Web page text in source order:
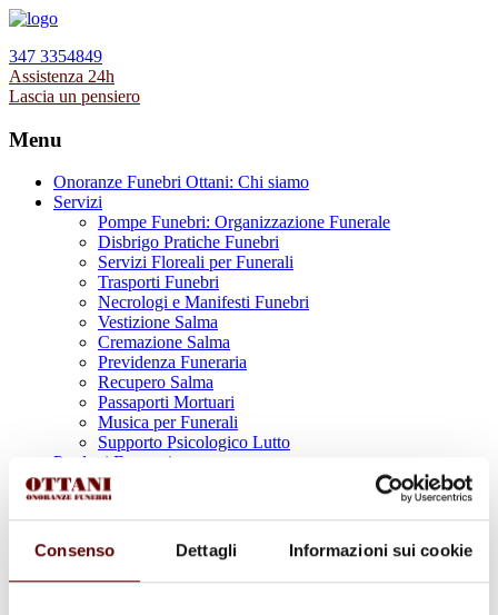
Consenso Dettagli Informazioni sui cookie
347 3354849
Assistenza 24h
Lascia un pensiero
Menu
Onoranze Funebri Ottani: Chi siamo
Servizi
Pompe Funebri: Organizzazione Funerale
Disbrigo Pratiche Funebri
Servizi Floreali per Funerali
Trasporti Funebri
Necrologi e Manifesti Funebri
Vestizione Salma
Cremazione Salma
Previdenza Funeraria
Recupero Salma
Passaporti Mortuari
Musica per Funerali
Supporto Psicologico Lutto
Prodotti Funerari
Lapidi, Lastre tombali e Monumenti Funerari
Urne Cinerarie
Allestimento Funebre
Cofani Funebri
In caso di decesso
Necrologi